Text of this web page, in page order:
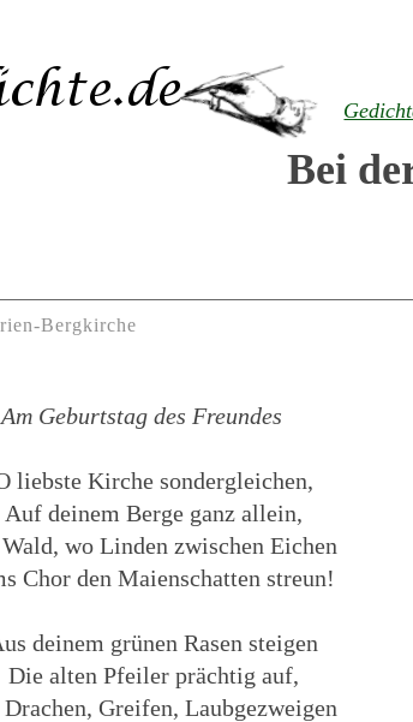
Bei
Bergkirche
Am Geburtstag des Freundes
liebste Kirche sondergleichen,
Auf deinem Berge ganz allein,
wo Linden zwischen Eichen
Chor den Maienschatten streun!
deinem grünen Rasen steigen
Die alten Pfeiler prächtig auf,
Drachen, Greifen, Laubgezweigen